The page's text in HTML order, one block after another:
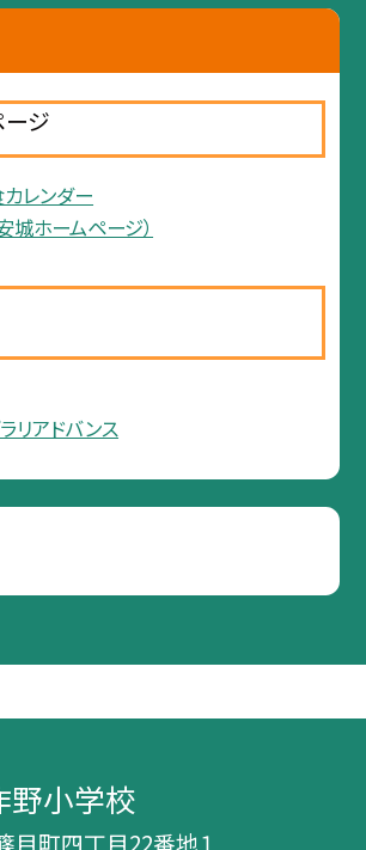
ジ
レンダー
城ホームページ）
リアドバンス
野小学校
目町四丁目22番地１